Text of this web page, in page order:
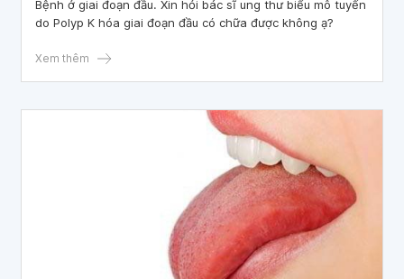
Bệnh ở giai đoạn đầu. Xin hỏi bác sĩ ung thư biểu mô tuyến
do Polyp K hóa giai đoạn đầu có chữa được không ạ?
Xem thêm